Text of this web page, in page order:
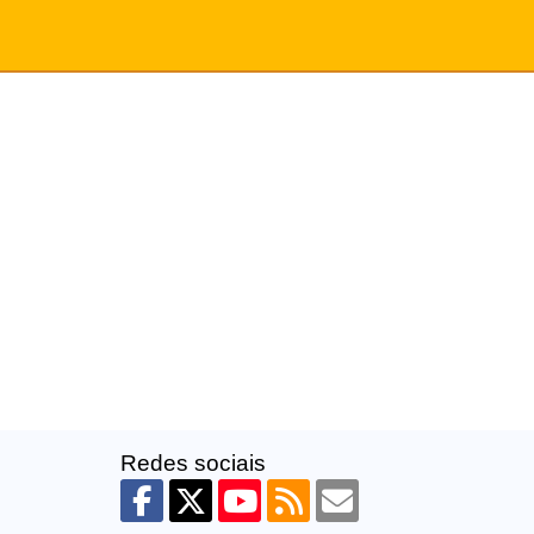
Redes sociais